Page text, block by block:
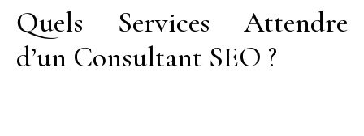
Quels Services Attendre
d’un Consultant SEO ?